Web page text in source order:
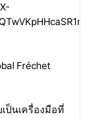
Fréchet
ป็นเครื่องมือที่